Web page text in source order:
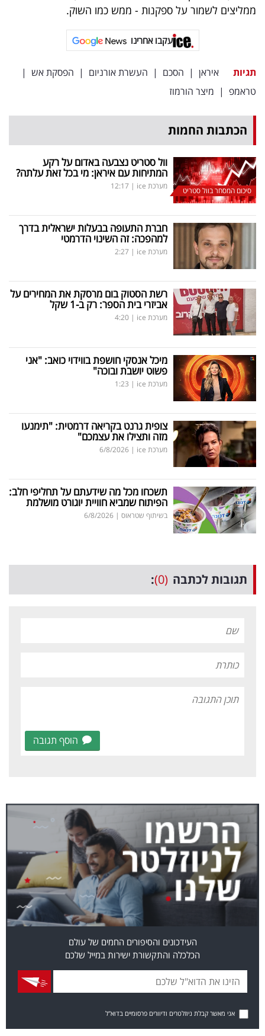
ממליצים לשמור על ספקנות - ממש כמו השוק.
עקבו אחרינו
תגיות איראן | הסכם | העשרת אורניום | הפסקת אש |
טראמפ | מיצר הורמוז
הכתבות החמות
סיכום המסחר בוול סטריט
וול סטריט נצבעה באדום על רקע
המתיחות עם איראן: מי בכל זאת עלתה?
מערכת ice |
12:17
חברת התעופה בבעלות ישראלית בדרך
למהפכה: זה השינוי הדרמטי
מערכת ice |
2:27
רשת הסטוק בום מרסקת את המחירים על
אביזרי בית הספר: רק ב-1 שקל
מערכת ice |
4:20
מיכל אנסקי חושפת בווידוי כואב: "אני
פשוט יושבת ובוכה"
מערכת ice |
1:23
צופית גרנט בקריאה דרמטית: "תימנעו
מזה ותצילו את עצמכם"
מערכת ice |
6/8/2026
תשכחו מכל מה שידעתם על תחליפי חלב:
הפיתוח שמביא חוויית יוגורט מושלמת
בשיתוף שטראוס |
6/8/2026
תגובות לכתבה (0)
:
הוסף תגובה
העידכונים והסיפורים החמים של עולם
הכלכלה והתקשורת ישירות במייל שלכם
אני מאשר קבלת ניוזלטרים ודיוורים פרסומיים בדוא"ל